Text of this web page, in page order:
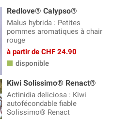
Redlove® Calypso®
Malus hybrida : Petites
pommes aromatiques à chair
rouge
à partir de CHF 24.90
disponible
Kiwi Solissimo® Renact®
Actinidia deliciosa : Kiwi
autofécondable fiable
Solissimo® Renact